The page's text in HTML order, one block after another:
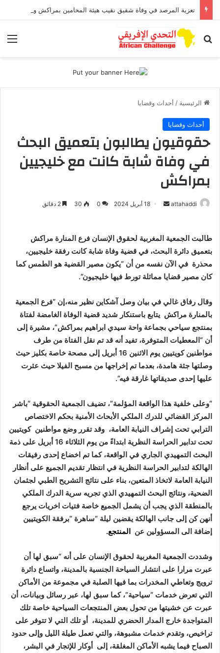
بحث عن
الرئيسية / أحداث وقضايا
أحداث وقضايا
حقوقيون يطالبون بتعميق البحث
في وفاة شابة كانت مع خليجيين
بمراكش
attahaddi
أرسل 18 أبريل 2024 0
30
طالبت الجمعية المغربية لحقوق الإنسان فرع المنارة مراكش
بتعميق دائرة البحث، في قضية وفاة شابة كانت رفقة خليجيين،
محذرة في الآن نفسه من أن “يكون مصير القضية هو الطمس كما
كان مصير قضايا مماثلة تورط فيها خليجيون”.
وقال رفاق غالي في بيان وصل آشكاين نظير منه،إن “فرع الجمعية
بالمنارة مراكش يتابع باستنكار شديد قضية الوفاة الغامضة لفتاة
بمنتجع سياحي بجماعة واحة سيدي ابراهيم بمراكش”، مشيرة إلى
أن “المعطيات المتوفرة، تفيد أنه قد تم نقل الفتاة من طرف
مواطنين كويتيين يوم الاثنين 16 أبريل إلى مصحة خاصة بكليز حيث
وصلتها جثة هامدة، بعدما تم إخراجها من مسبح الفيلا حيث عثرت
عليها إحدى صديقاتها غارقة فيه”.
“وعلى خلفية هذا الواقعة المؤلمة”، تضيف الجمعية الحقوقية “باشر
المركز القضائي للدرك الملكي الأبحاث الأمنية بحكم الاختصاص
الترابي تحت إشراف النيابة العامة، وقد تقرر وضع مواطنين كويتيين
تحت تدابير الحراسة النظرية ابتداءً من يوم الثلاثاء 16 أبريل على ذمة
البحث التمهيدي الجاري في الواقعة، كما تم اخضاع إحدى رفيقات
الهالكة لتدابير الحراسة النظرية في انتظار تقديم الجميع على أنظار
النيابة العامة لاتخاذ المتعين، بناء على نتائج التشريح الطبي لجثمان
الضحية، ونتائج البحث التمهيدي الذي تجريه سرية الدرك الملكي
بالمنطقة الذي يجب أن يشمل الجميع خاصة فتيات اخريات يرجع
أنهن كن إلى جانب الهالكة يقضين ليلة “ساهرة “برفقة الكويتيين
إضافة الى المسؤولين عن المنتجع.
وشددت الجمعية المغربية لحقوق الإنسان على أنه “سبق لها أن
عبرت مرارا على انتشار السياحة الجنسية بالمدينة، واتساع دائرة
ترويج وتعاطي المخدرات بما فيها الصلبة في مجموعة من الأماكن
التي تعرض خدمات “سياحية”، كما سبق لها، عبر رسائل وبيانات، أن
عبرت عن خشيتها من تحول بعض المنتجعات السياحية خاصة تلك
المتواجدة خارج المدار الحضري للمدينة، أو تلك التي لا تتوفر على
تراخيص، وتقدم خدمات مشبوهة، والتي تعمل طيلة الليل وإلى حدود
الصباح فيما يشبه الأماكن المغلقة، إلى أوكار للإتجار في البشر،